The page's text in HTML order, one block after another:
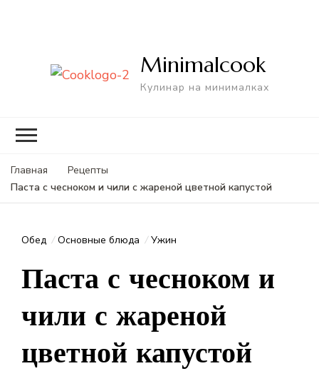
Minimalcook
Кулинар на минималках
Главная
Рецепты
Паста с чесноком и чили с жареной цветной капустой
Обед Основные блюда Ужин
Паста с чесноком и
чили с жареной
цветной капустой